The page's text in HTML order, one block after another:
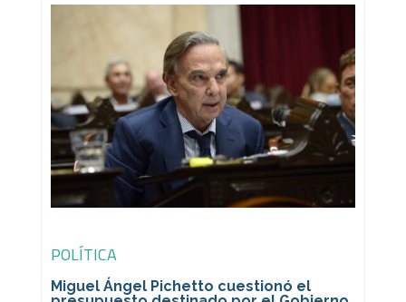
POLÍTICA
Miguel Ángel Pichetto cuestionó el